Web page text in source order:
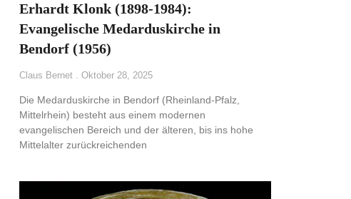
Erhardt Klonk (1898-1984):
Evangelische Medarduskirche in
Bendorf (1956)
Claus Bernet Oktober 28, 2025
Die Medarduskirche in Bendorf (Rheinland-Pfalz,
Mittelrhein) besteht aus einem modernen
evangelischen Bereich und der älteren, bis ins hohe
Mittelalter zurückreichenden